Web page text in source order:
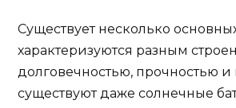
Существует несколько
характеризуются разным
долговечностью, прочностью
существуют даже солнечные